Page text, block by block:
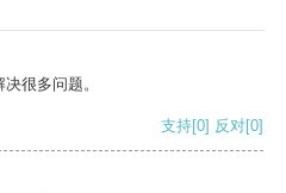
很多问题。
支持[0] 反对[0]